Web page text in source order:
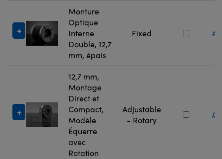
Monture
Optique
Interne
Double, 12,7
mm, épais
Fixed
12,7 mm,
Montage
Direct et
Compact,
Modèle
Équerre
avec
Rotation
Adjustable
- Rotary